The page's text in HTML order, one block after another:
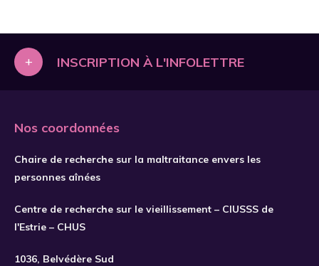
+ INSCRIPTION À L'INFOLETTRE
Nos coordonnées
Chaire de recherche sur la maltraitance envers les
personnes aînées
Centre de recherche sur le vieillissement – CIUSSS de
l'Estrie – CHUS
1036, Belvédère Sud